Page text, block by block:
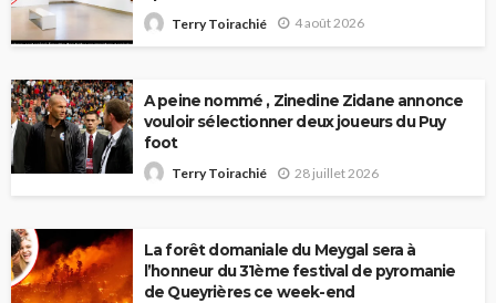
Terry Toirachié 4 août 2026
A peine nommé , Zinedine Zidane annonce
vouloir sélectionner deux joueurs du Puy
foot
Terry Toirachié 28 juillet 2026
La forêt domaniale du Meygal sera à
l’honneur du 31ème festival de pyromanie
de Queyrières ce week-end